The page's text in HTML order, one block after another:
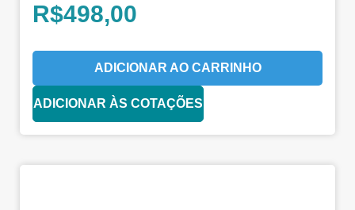
R$498,00
ADICIONAR AO CARRINHO
ADICIONAR ÀS COTAÇÕES